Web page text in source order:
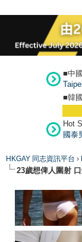
■中
Taipei
■韓
Hot
國泰
HKGAY 同志資訊平台 ›
23歲想俾人圍射